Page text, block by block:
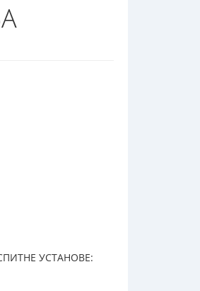
УСТАНОВЕ: